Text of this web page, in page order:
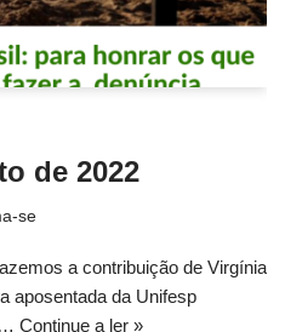
de 2022
se
a contribuição de Virgínia
aposentada da Unifesp
Continue a ler »